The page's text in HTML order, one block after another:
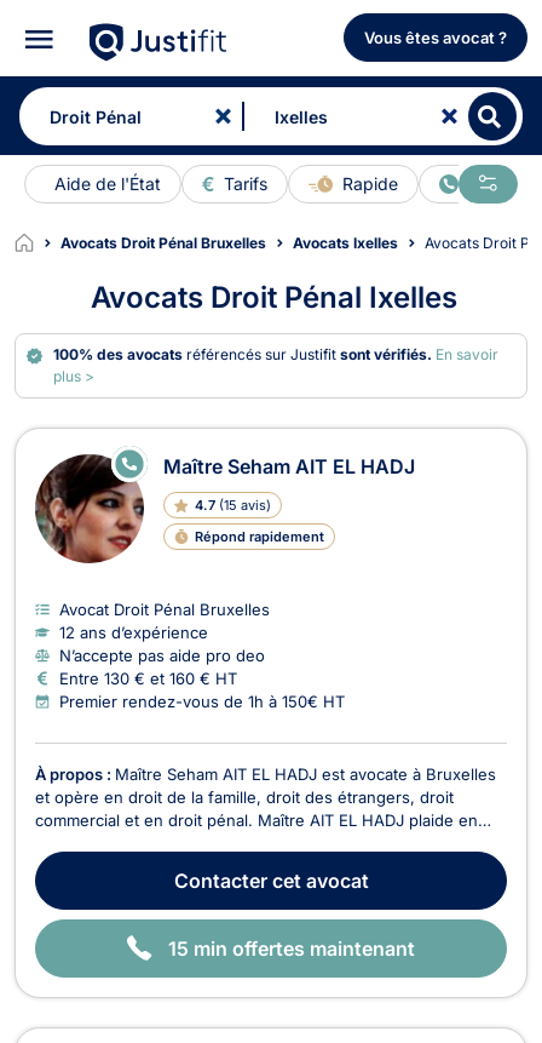
Vous êtes avocat ?
Aide de l'État Tarifs Rapide En ligne
Avocats Droit Pénal Bruxelles Avocats Ixelles Avocats Droit
Avocats Droit Pénal Ixelles
100% des avocats référencés sur Justifitsont vérifiés. En savoir
plus >
Avocats en Droit Pénal à Ixelles
Maître Seham AIT EL HADJ
4.7 (15 avis)
Répond rapidement
E
N
LI
G
N
E
Avocat Droit Pénal Bruxelles
12 ans d’expérience
N’accepte pas aide pro deo
Entre 130 € et 160 € HT
Premier rendez-vous de 1h à 150€ HT
À propos : Maître Seham AIT EL HADJ est avocate à Bruxelles
et opère en droit de la famille, droit des étrangers, droit
commercial et en droit pénal. Maître AIT EL HADJ plaide en
divorce à l’amiable ou contentieux, aux partages de
succession entre ayants droit, à la co...
Contactercet avocat
15 min offertes maintenant